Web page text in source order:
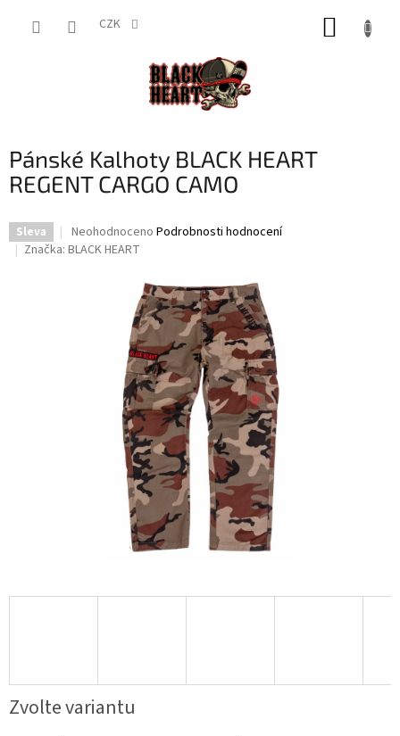
CZK
Pánské Kalhoty BLACK HEART
REGENT CARGO CAMO
Sleva
Průměrné
hodnocení
hvězdiček.
Neohodnoceno Podrobnosti hodnocení
Značka: BLACK HEART
Zvolte variantu